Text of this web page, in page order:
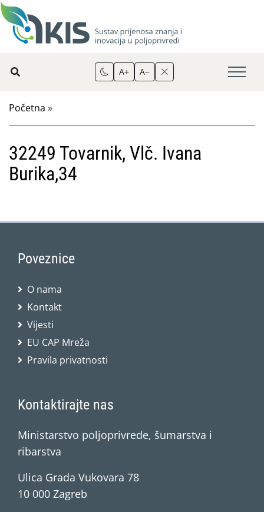
A+ A−
Početna »
32249 Tovarnik, Vlč. Ivana
Burika,34
Poveznice
O nama
Kontakt
Vijesti
EU CAP Mreža
Pravila privatnosti
Kontaktirajte nas
Ministarstvo poljoprivrede, šumarstva i
ribarstva
Ulica Grada Vukovara 78
10 000 Zagreb